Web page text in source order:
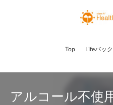
Top
アルコール不使